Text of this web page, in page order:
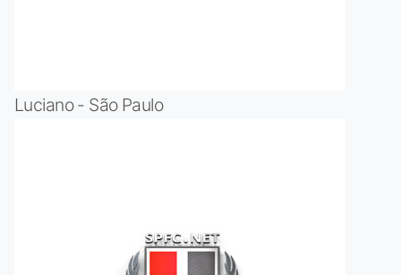
Luciano - São Paulo